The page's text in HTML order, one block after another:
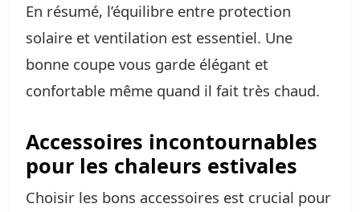
En résumé, l’équilibre entre protection
solaire et ventilation est essentiel. Une
bonne coupe vous garde élégant et
confortable même quand il fait très chaud.
Accessoires incontournables
pour les chaleurs estivales
Choisir les bons accessoires est crucial pour